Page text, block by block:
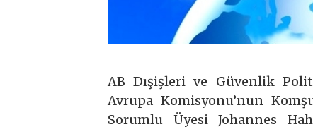
AB Dışişleri ve Güvenlik
Avrupa Komisyonu’nun
Sorumlu Üyesi Johannes